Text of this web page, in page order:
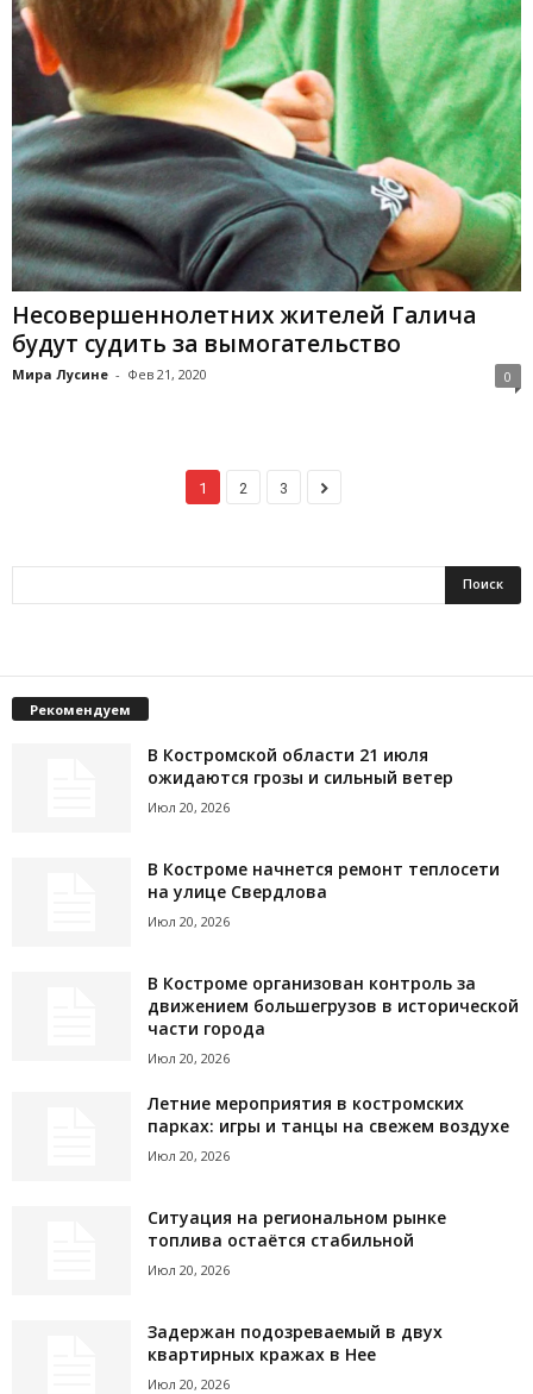
Несовершеннолетних жителей Галича
будут судить за вымогательство
Мира Лусине - Фев 21, 2020 0
1 2 3
Рекомендуем
В Костромской области 21 июля
ожидаются грозы и сильный ветер
Июл 20, 2026
В Костроме начнется ремонт теплосети
на улице Свердлова
Июл 20, 2026
В Костроме организован контроль за
движением большегрузов в исторической
части города
Июл 20, 2026
Летние мероприятия в костромских
парках: игры и танцы на свежем воздухе
Июл 20, 2026
Ситуация на региональном рынке
топлива остаётся стабильной
Июл 20, 2026
Задержан подозреваемый в двух
квартирных кражах в Нее
Июл 20, 2026